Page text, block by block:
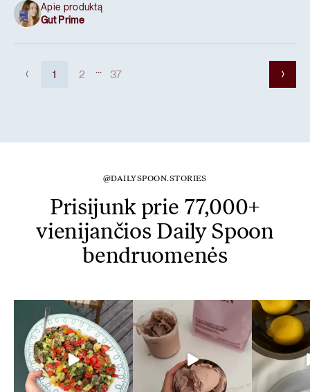
Apie produktą
Gut Prime
1 2 37
@DAILYSPOON.STORIES
Prisijunk prie 77,000+
vienijančios Daily Spoon
bendruomenės